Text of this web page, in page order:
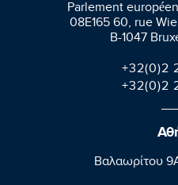
Parlement
08E165 60, rue
B-1047
+32(0)2
+32(0)2
Βαλαωρίτου